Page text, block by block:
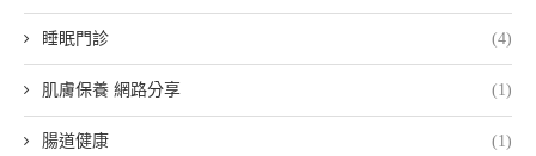
睡眠門診 (4)
肌膚保養 網路分享 (1)
腸道健康 (1)